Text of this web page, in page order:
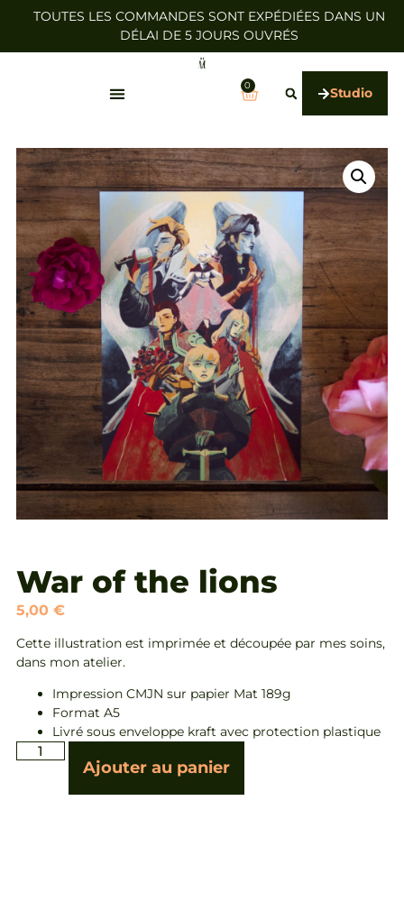
TOUTES LES COMMANDES SONT EXPÉDIÉES DANS UN
DÉLAI DE 5 JOURS OUVRÉS
0 Studio
War of the lions
5,00 €
Cette illustration est imprimée et découpée par mes soins,
dans mon atelier.
Impression CMJN sur papier Mat 189g
Format A5
Livré sous enveloppe kraft avec protection plastique
Ajouter au panier